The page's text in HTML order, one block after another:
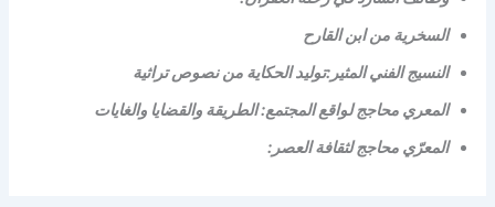
السخرية من ابن القارح
النسيج الفني المثير:توليد الحكاية من نصوص تراثية
المعري محاجج لواقع المجتمع: الطريقة والقضايا والغايات
المعرّي محاجج لثقافة العصر: